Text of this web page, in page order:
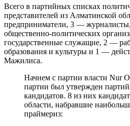
Всего в партийных списках
представителей из Алматинской
предприниматели, 3 —
общественно-политических
государственные служащие, 2 —
образования и культуры и 1 —
Мажилиса.
Начнем с партии власти Nur
партии был утвержден
кандидатов. 8 из них
области, набравшие
праймериз: